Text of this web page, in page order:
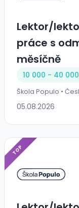
Lektor/
práce s
měsíčně
10 000 - 40
Škola Populo •
05.08.2026
TOP